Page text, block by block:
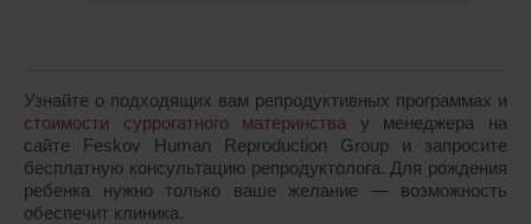
Узнайте о подходящих вам репродуктивных программах и
стоимости суррогатного материнства у менеджера на
сайте Feskov Human Reproduction Group и запросите
бесплатную консультацию репродуктолога. Для рождения
ребенка нужно только ваше желание ― возможность
обеспечит клиника.